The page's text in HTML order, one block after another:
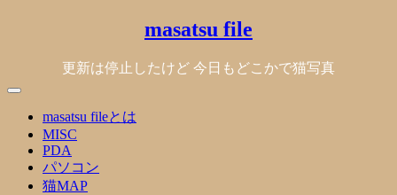
masatsu file
更新は停止したけど 今日もどこかで猫写真
masatsu fileとは
MISC
PDA
パソコン
猫MAP